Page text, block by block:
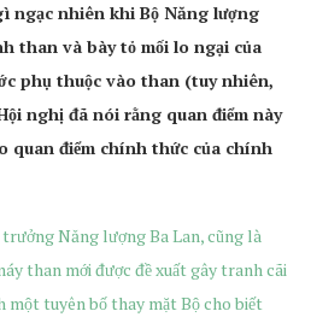
ngạc nhiên khi Bộ Năng lượng
than và bày tỏ mối lo ngại của
phụ thuộc vào than (tuy nhiên,
nghị đã nói rằng quan điểm này
quan điểm chính thức của chính
Năng lượng Ba Lan, cũng là
than mới được đề xuất gây tranh cãi
một tuyên bố thay mặt Bộ cho biết